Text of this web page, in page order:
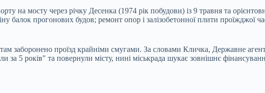
на мосту через річку Десенка (1974 рік побудови) із 9 травня та
балок прогонових будов; ремонт опор і залізобетонної плити проїжджої
заборонено проїзд крайніми смугами. За словами Кличка, Державне
за 5 років" та повернули місту, нині міськрада шукає зовнішнє